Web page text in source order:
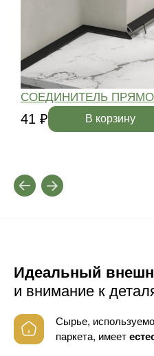
СОЕДИНИТЕЛЬ ПРЯМОЙ
41 ₽ В корзину
Идеальный
и внимание к
Сырье,
паркета, имеет